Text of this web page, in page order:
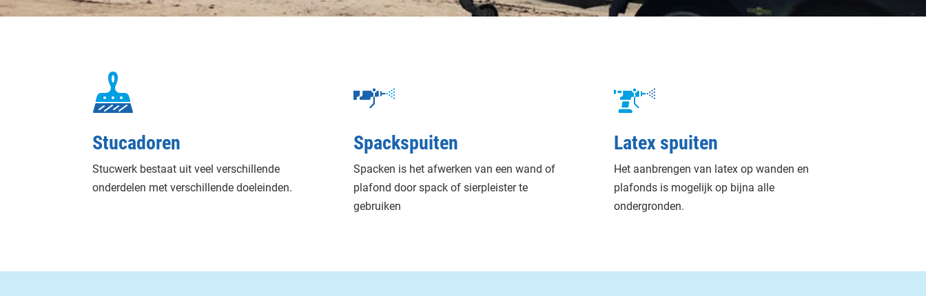
Stucadoren
Stucwerk bestaat uit veel verschillende
onderdelen met verschillende doeleinden.
Spackspuiten
Spacken is het afwerken van een wand of
plafond door spack of sierpleister te
gebruiken
Latex spuiten
Het aanbrengen van latex op wanden en
plafonds is mogelijk op bijna alle
ondergronden.